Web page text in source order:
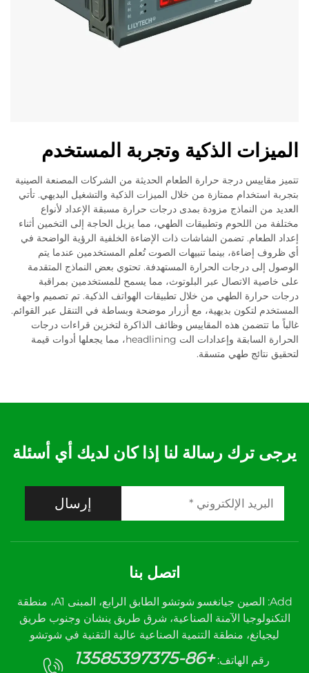
الميزات الذكية وتجربة المستخدم
تتميز مقاييس درجة حرارة الطعام الحديثة من الشركات المصنعة الصينية
بتجربة استخدام ممتازة من خلال الميزات الذكية والتشغيل البديهي. تأتي
العديد من النماذج مزودة بمدى درجات حرارة مسبقة الإعداد لأنواع
مختلفة من اللحوم وتطبيقات الطهي، مما يزيل الحاجة إلى التخمين أثناء
إعداد الطعام. تضمن الشاشات ذات الإضاءة الخلفية الرؤية الواضحة في
أي ظروف إضاءة، بينما تنبيهات الصوت تُعلم المستخدمين عندما يتم
الوصول إلى درجات الحرارة المستهدفة. تحتوي بعض النماذج المتقدمة
على خاصية الاتصال عبر البلوتوث، مما يسمح للمستخدمين بمراقبة
درجات حرارة الطهي من خلال تطبيقات الهواتف الذكية. تم تصميم واجهة
المستخدم لتكون بديهية، مع أزرار موضحة وبساطة في التنقل عبر القوائم.
غالباً ما تتضمن هذه المقاييس وظائف الذاكرة لتخزين قراءات درجات
الحرارة السابقة وإعدادات الت headlining، مما يجعلها أدوات قيمة
لتحقيق نتائج طهي متسقة.
يرجى ترك رسالة لنا إذا كان لديك أي أسئلة
إرسال
اتصل بنا
Add: الصين جيانغسو شوتشو الطابق الرابع، المبنى A1، منطقة
التكنولوجيا الآمنة الصناعية، شرق طريق ينشان وجنوب طريق
ليجيانغ، منطقة التنمية الصناعية عالية التقنية في شوتشو
رقم الهاتف: +86-13585397375